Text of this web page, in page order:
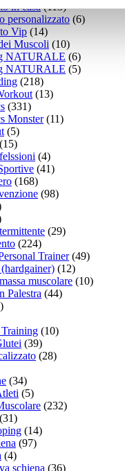
in casa(113)
personalizzato (6)
Vip (14)
Muscoli (10)
NATURALE (6)
NATURALE (5)
(218)
(13)
(331)
Monster(11)
(5)
(15)
(4)
(41)
(168)
(98)
(29)
(224)
Trainer(49)
(12)
muscolare (10)
Palestra (44)
(10)
(39)
(28)
(34)
(5)
(232)
(31)
(14)
(97)
(4)
schiena (36)